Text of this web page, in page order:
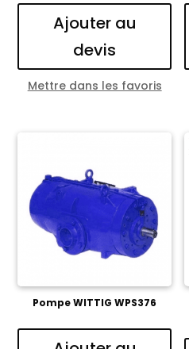
Ajouter au
devis
Mettre dans les favoris
Pompe WITTIG WPS376